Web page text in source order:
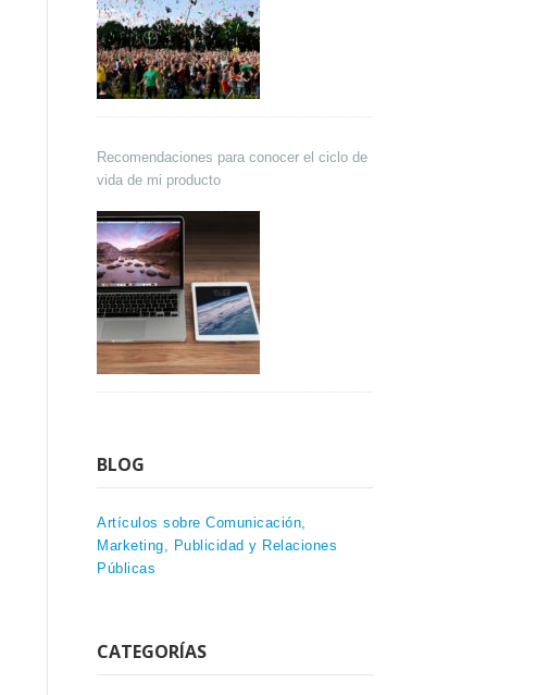
Recomendaciones para conocer el ciclo de
vida de mi producto
BLOG
Artículos sobre Comunicación,
Marketing, Publicidad y Relaciones
Públicas
CATEGORÍAS